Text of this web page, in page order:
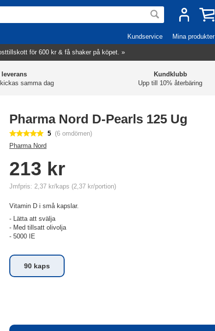
Kundservice Mina produkter
för 600 kr & få shaker på köpet. »
samma dag
Kundklubb
Upp till 10% återbäring
Pharma Nord D-Pearls 125 Ug
5 (6 omdömen)
Pharma Nord
213 kr
Jmfpris: 2,37 kr/kaps (2,37 kr/portion)
Vitamin D i små kapslar.
- Lätta att svälja
- Med tillsatt olivolja
- 5000 IE
90 kaps